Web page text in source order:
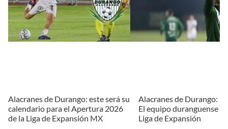
Alacranes de Durango: este será su
calendario para el Apertura 2026
de la Liga de Expansión MX
Alacranes de Durango:
El equipo duranguense
Liga de Expansión